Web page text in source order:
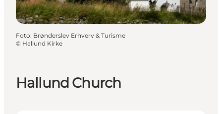
Hallund Church
Foto: Brønderslev Erhverv & Turisme
© Hallund Kirke